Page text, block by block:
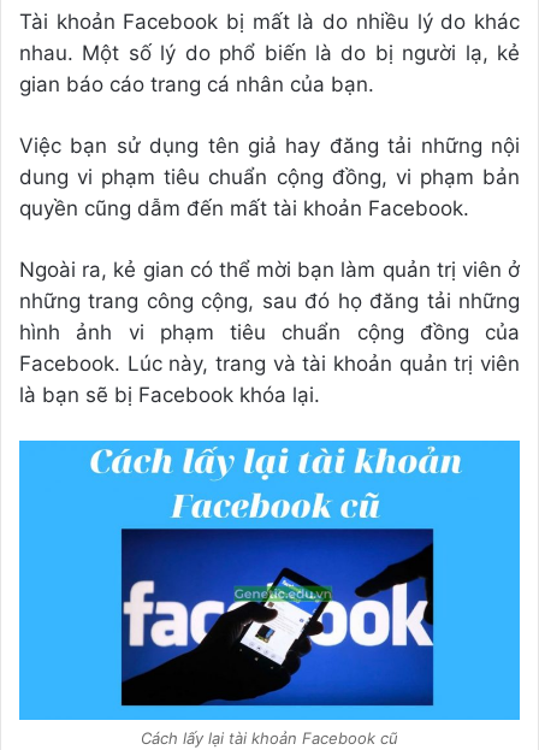
Tài khoản Facebook bị mất là do nhiều lý do khác
nhau. Một số lý do phổ biến là do bị người lạ, kẻ
gian báo cáo trang cá nhân của bạn.
Việc bạn sử dụng tên giả hay đăng tải những nội
dung vi phạm tiêu chuẩn cộng đồng, vi phạm bản
quyền cũng dẫm đến mất tài khoản Facebook.
Ngoài ra, kẻ gian có thể mời bạn làm quản trị viên ở
những trang công cộng, sau đó họ đăng tải những
hình ảnh vi phạm tiêu chuẩn cộng đồng của
Facebook. Lúc này, trang và tài khoản quản trị viên
là bạn sẽ bị Facebook khóa lại.
Cách lấy lại tài khoản Facebook cũ